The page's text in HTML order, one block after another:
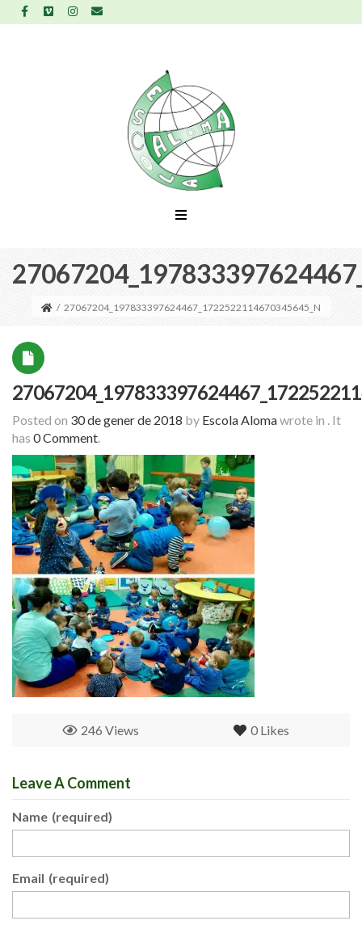
/ 27067204_197833397624467_1722522114670345645_N
Posted on 30 de gener de 2018 by Escola Alomawrote in . It
has 0 Comment.
0 Likes
246 Views
Leave A Comment
Name (required)
Email (required)